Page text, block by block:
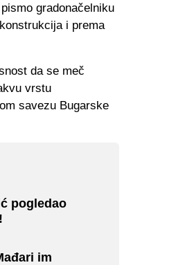
gradonačelniku
i prema
da se meč
vrstu
savezu Bugarske
pogledao
im